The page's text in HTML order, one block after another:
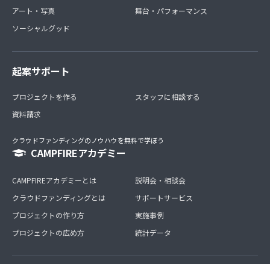
アート・写真
ソーシャルグッド
舞台・パフォーマンス
起案サポート
プロジェクトを作る
資料請求
スタッフに相談する
クラウドファンディングのノウハウを無料で学ぼう
CAMPFIREアカデミー
CAMPFIREアカデミーとは
クラウドファンディングとは
プロジェクトの作り方
プロジェクトの広め方
説明会・相談会
サポートサービス
実施事例
統計データ